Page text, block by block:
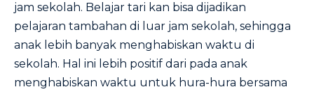
jam sekolah. Belajar tari kan bisa dijadikan
pelajaran tambahan di luar jam sekolah, sehingga
anak lebih banyak menghabiskan waktu di
sekolah. Hal ini lebih positif dari pada anak
menghabiskan waktu untuk hura-hura bersama